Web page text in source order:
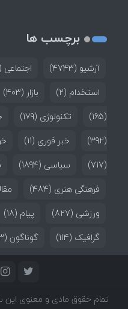
برچسب ها
آرشیو (4743) اجتماعی
استخدام (2) بازار (403)
(165)
تکنولوژی (179)
(392)
خبر فوری (11)
(717)
سیاسی (1894)
فرهنگی هنری (484)
ورزشی (827) پیام (18)
گرافیک (114) گوناگون (53)
تمام حقوق مادی و معنوی